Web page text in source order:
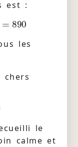
est :
=890
les
chers
le
calme et